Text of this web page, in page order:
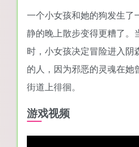
（摸鱼游戏）
一个小女孩和她的狗发生了
静的晚上散步变得更糟了。
时，小女孩决定冒险进入阴
的人，因为邪恶的灵魂在她
街道上徘徊。
游戏视频